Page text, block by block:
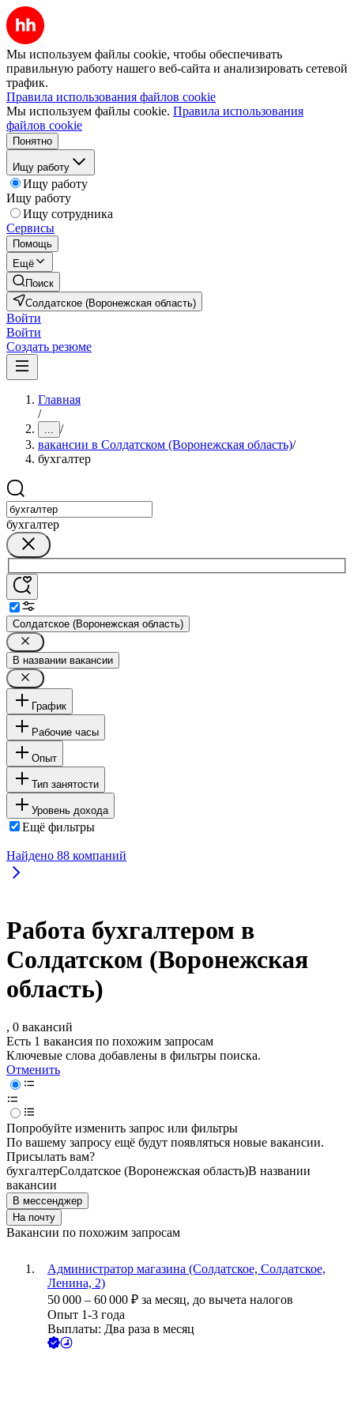
Мы используем файлы cookie, чтобы обеспечивать
правильную работу нашего веб-сайта и анализировать сетевой
трафик.
Правила использования файлов cookie
Мы используем файлы cookie. Правила использования
файлов cookie
Понятно
Ищу работу
Ищу работу
Ищу работу
Ищу сотрудника
Сервисы
Помощь
Ещё
Поиск
Солдатское (Воронежская область)
Войти
Войти
Создать резюме
Главная
/
... /
вакансии в Солдатском (Воронежская область)/
бухгалтер
бухгалтер
Солдатское (Воронежская область)
В названии вакансии
График
Рабочие часы
Опыт
Тип занятости
Уровень дохода
Ещё фильтры
Найдено 88 компаний
Работа бухгалтером в
Солдатском (Воронежская
область)
, 0 вакансий
Есть 1 вакансия по похожим запросам
Ключевые слова добавлены в фильтры поиска.
Отменить
Попробуйте изменить запрос или фильтры
По вашему запросу ещё будут появляться новые вакансии.
Присылать вам?
бухгалтерСолдатское (Воронежская область)В названии
вакансии
В мессенджер
На почту
Вакансии по похожим запросам
Администратор магазина (Солдатское, Солдатское,
Ленина, 2)
50 000 – 60 000 ₽ за месяц, до вычета налогов
Опыт 1-3 года
Выплаты: Два раза в месяц